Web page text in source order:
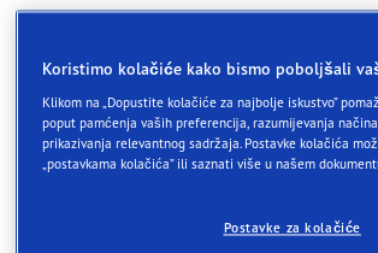
Opis
Goodyear UltraGrip
su zimske performanse
Koristimo kolačiće kako bismo poboljšali
Klikom na „Dopustite kolačiće za najbolje iskustvo”
poput pamćenja vaših preferencija, razumijevanja
prikazivanja relevantnog sadržaja. Postavke kolačića
„postavkama kolačića” ili saznati više u našem
Postavke za kolačiće